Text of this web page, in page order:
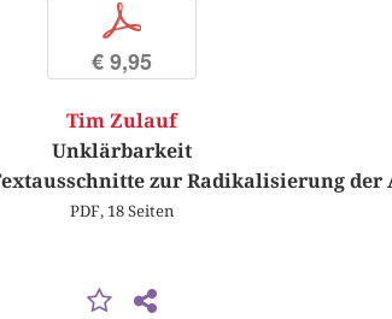
p
€ 9,95
Tim Zulauf
Unklärbarkeit
zur Radikalisierung der
PDF, 18 Seiten